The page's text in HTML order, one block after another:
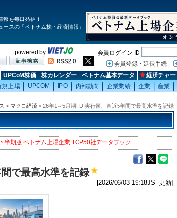
報を毎日発信！
ースの「ベトナム株・経済情報」
powered by 会員ログイン ID
会員登録・延長手続
UPCoM株価 株カレンダー ベトナム基本データ 経済チャー
規上場 UPCOM IPO 内部動向 企業業績 企業 産業
> マクロ経済 > 26年1～5月期FDI実行額、直近5年間で最高水準を記録
半期版 ベトナム上場企業 TOP50社データブック
で最高水準を記録
[2026/06/03 19:18JST更新]